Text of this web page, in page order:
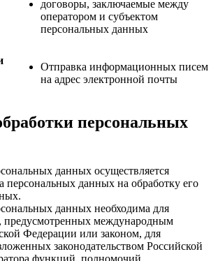
договоры, заключаемые между
оператором и субъектом
персональных данных
Отправка информационных писем
на адрес электронной почты
персональных
данных осуществляется
персональных данных на обработку его
данных необходима для
предусмотренных международным
Федерации или законом, для
законодательством Российской
функций, полномочий